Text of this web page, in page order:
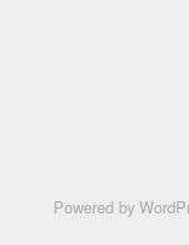
Powered by